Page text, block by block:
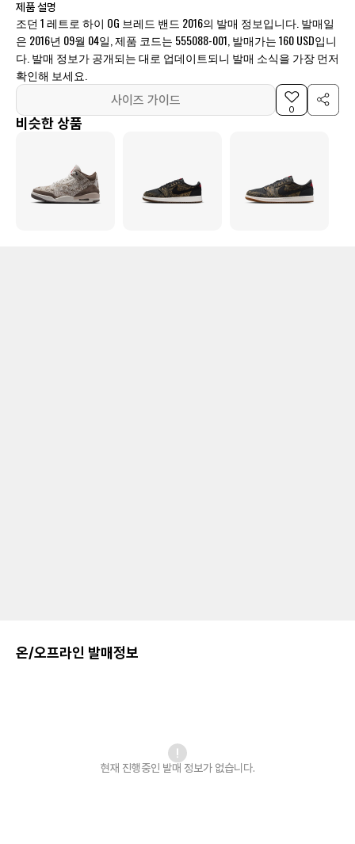
제품 설명
조던 1 레트로 하이 OG 브레드 밴드 2016의 발매 정보입니다. 발매일
은 2016년 09월 04일, 제품 코드는 555088-001, 발매가는 160 USD입니
다. 발매 정보가 공개되는 대로 업데이트되니 발매 소식을 가장 먼저
확인해 보세요.
사이즈 가이드
0
비슷한 상품
온/오프라인 발매정보
현재 진행중인 발매 정보가 없습니다.